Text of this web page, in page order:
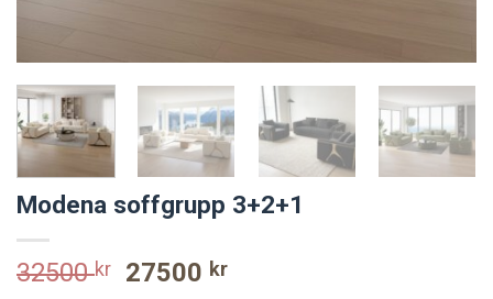
Modena soffgrupp 3+2+1
32500kr
Original
27500 krCurrent